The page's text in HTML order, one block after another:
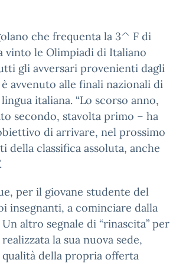
che frequenta la 3^ F di
le Olimpiadi di Italiano
gli avversari provenienti dagli
avvenuto alle finali nazionali di
italiana. “Lo scorso anno,
secondo, stavolta primo – ha
di arrivare, nel prossimo
classifica assoluta, anche
per il giovane studente del
insegnanti, a cominciare dalla
altro segnale di “rinascita” per
la sua nuova sede,
qualità della propria offerta